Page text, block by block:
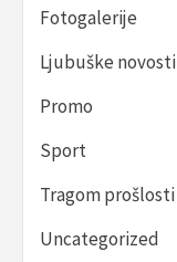
Fotogalerije
Ljubuške novosti
Promo
Sport
Tragom prošlosti
Uncategorized